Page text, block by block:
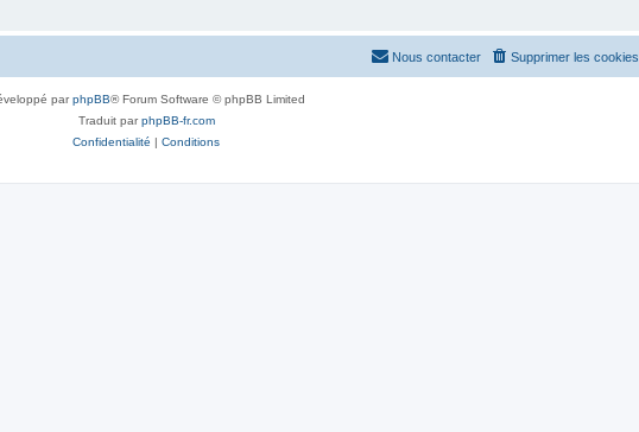
Supprimer les cookies
Nous contacter
parphpBB® Forum Software © phpBB Limited
Traduit parphpBB-fr.com
Confidentialité | Conditions